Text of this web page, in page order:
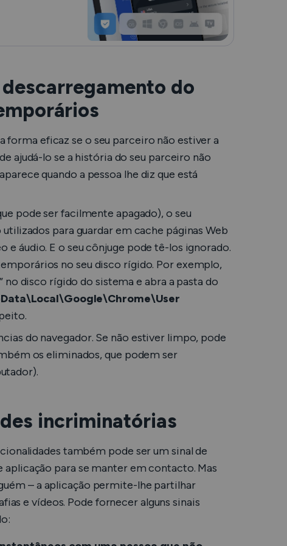
do
forma eficazse o seu parceiro não estiver a
ajudá-lo se a história do seu parceiro não
quando a pessoa lhe diz que está
pode ser facilmente apagado), o seu
para guardar em cache páginas Web
áudio. E o seu cônjuge pode tê-los ignorado.
no seu disco rígido. Por exemplo,
no disco rígido do sistema e abra a pasta do
do navegador. Se não estiver limpo, pode
os eliminados, que podem ser
incriminatórias
também pode ser um sinal de
para se manter em contacto. Mas
– a aplicação permite-lhe partilhar
e vídeos. Pode fornecer alguns sinais